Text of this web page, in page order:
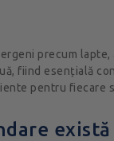
precum lapte,
fiind esențială
pentru fiecare